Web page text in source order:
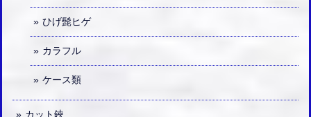
ひげ髭ヒゲ
カラフル
ケース類
カット鋏